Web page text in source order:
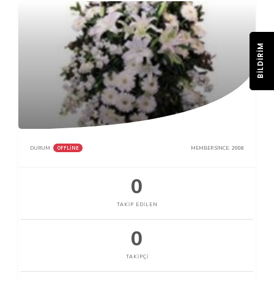
DURUM: OFFLINE MEMBER SINCE: 2008
0
TAKIP EDILEN
0
TAKIPÇI
BILDIRIM